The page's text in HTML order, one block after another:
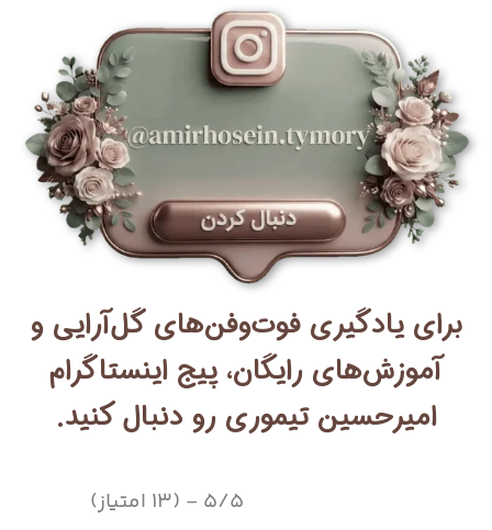
برای یادگیری فوت‌وفن‌های گل‌آرایی و
آموزش‌های رایگان، پیج اینستاگرام
امیرحسین تیموری رو دنبال کنید.
5/5 - (13 امتیاز)